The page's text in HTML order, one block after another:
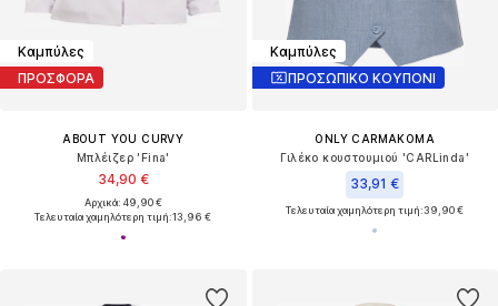
Καμπύλες
ΠΡΟΣΦΟΡΑ
ABOUT YOU CURVY
Μπλέιζερ 'Fina'
34,90 €
Αρχικά: 49,90 €
Τελευταία χαμηλότερη τιμή:13,96 €
Καμπύλες
ΠΡΟΣΩΠΙΚΟ ΚΟΥΠΟΝΙ
ONLY CARMAKOMA
Γιλέκο κουστουμιού 'CARLinda'
33,91 €
Τελευταία χαμηλότερη τιμή:39,90 €